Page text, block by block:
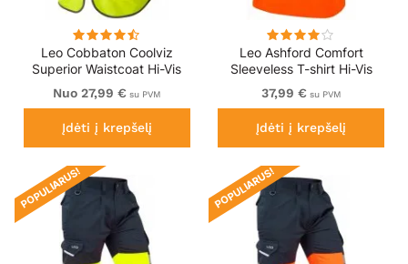
Leo Cobbaton Coolviz
Superior Waistcoat Hi-Vis
Yellow
Nuo 27,99 € su PVM
Įdėti į krepšelį
Leo Ashford Comfort
Sleeveless T-shirt Hi-Vis
Orange
37,99 € su PVM
Įdėti į krepšelį
POPULIARUS! POPULIARUS!